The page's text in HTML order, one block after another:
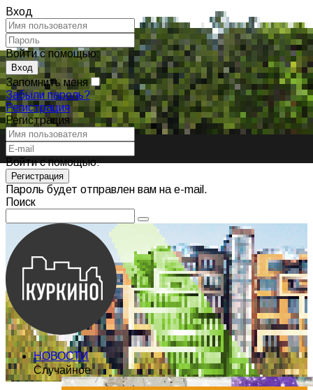
Вход
Войти с помощью:
Запомнить меня
Забыли пароль?
Регистрация
Регистрация
Войти с помощью:
Пароль будет отправлен вам на e-mail.
Поиск
НОВОСТИ
Случайное